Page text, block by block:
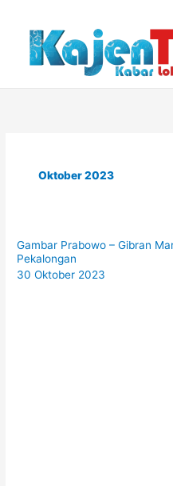
konten
Oktober 2023
Gambar Prabowo – Gibran
Pekalongan
30 Oktober 2023